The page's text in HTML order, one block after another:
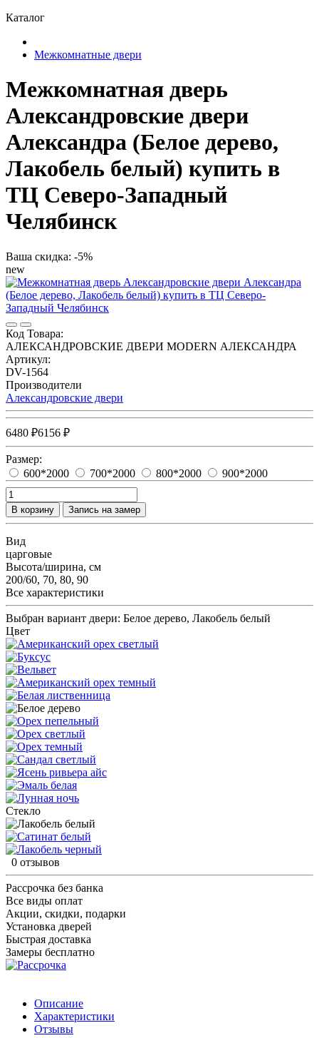
Каталог
Межкомнатные двери
Межкомнатная дверь
Александровские двери
Александра (Белое дерево,
Лакобель белый) купить в
ТЦ Северо-Западный
Челябинск
Ваша скидка: -5%
new
Код Товара:
АЛЕКСАНДРОВСКИЕ ДВЕРИ MODERN АЛЕКСАНДРА
Артикул:
DV-1564
Производители
Александровские двери
6480 ₽6156 ₽
Размер:
600*2000
700*2000 800*2000 900*2000
В корзину Запись на замер
Вид
царговые
Высота/ширина, см
200/60, 70, 80, 90
Все характеристики
Выбран вариант двери: Белое дерево, Лакобель белый
Цвет
Стекло
0 отзывов
Рассрочка без банка
Все виды оплат
Акции, скидки, подарки
Установка дверей
Быстрая доставка
Замеры бесплатно
Описание
Характеристики
Отзывы